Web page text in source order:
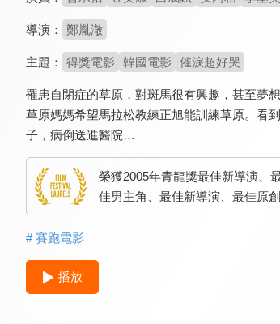
導演： 鄭胤澈
主題： 得獎電影 韓國電影 催淚超好哭
罹患自閉症的草原，對斑馬很有興趣，甚至夢
草原媽媽希望馬拉松教練正旭能訓練草原。看
子，病倒送進醫院…
榮獲2005年青龍獎最佳新導演、
佳男主角、最佳新導演、最佳原
# 賽跑電影
播放